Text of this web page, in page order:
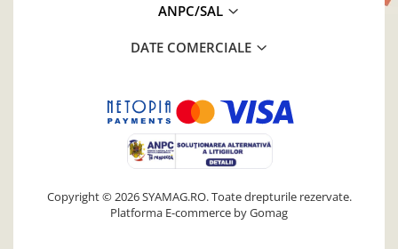
ANPC/SAL
DATE COMERCIALE
Copyright © 2026 SYAMAG.RO. Toate drepturile rezervate.
Platforma E-commerce by Gomag